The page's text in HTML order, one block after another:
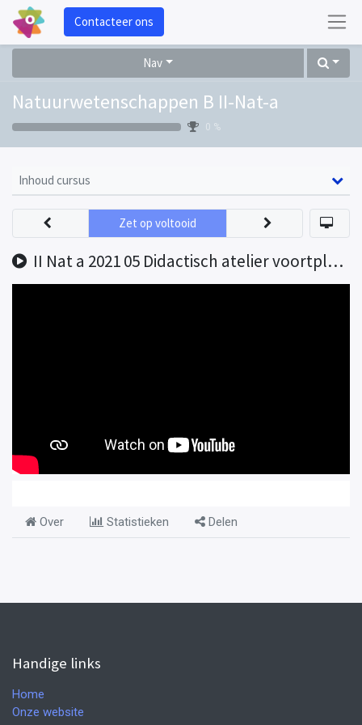
Contacteer ons
Nav
Natuurwetenschappen B II-Nat-a
0 %
Inhoud cursus
II Nat a 2021 05 Didactisch atelier voortplanting opname
Zet op voltooid
Over Statistieken Delen
Handige links
Home
Onze website